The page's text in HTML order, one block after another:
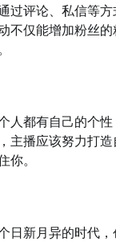
过评论、私信等
不仅能增加粉丝
人都有自己的个性
主播应该努力打造
你。
日新月异的时代